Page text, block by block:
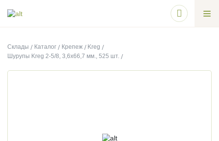
Склады Каталог Крепеж
Kreg
Шурупы Kreg 2-5/8, 3,6х66,7 мм., 525 шт.